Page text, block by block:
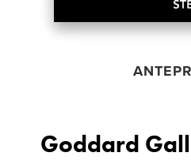
Goddard